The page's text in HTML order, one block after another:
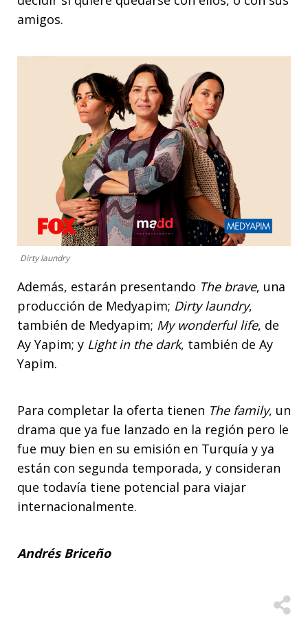
amigos.
Dirty laundry
Además, estarán presentando The brave, una
producción de Medyapim; Dirty laundry,
también de Medyapim; My wonderful life, de
Ay Yapim; y Light in the dark, también de Ay
Yapim.
Para completar la oferta tienen The family, un
drama que ya fue lanzado en la región pero le
fue muy bien en su emisión en Turquía y ya
están con segunda temporada, y consideran
que todavía tiene potencial para viajar
internacionalmente.
Andrés Briceño